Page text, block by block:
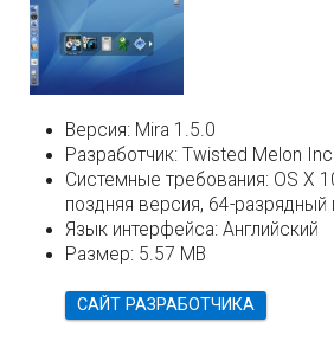
Версия: Mira 1.5.0
Разработчик: Twisted Melon
Системные требования: OS X
поздняя версия, 64-
Язык интерфейса: Английский
Размер: 5.57 MB
САЙТ РАЗРАБОТЧИКА